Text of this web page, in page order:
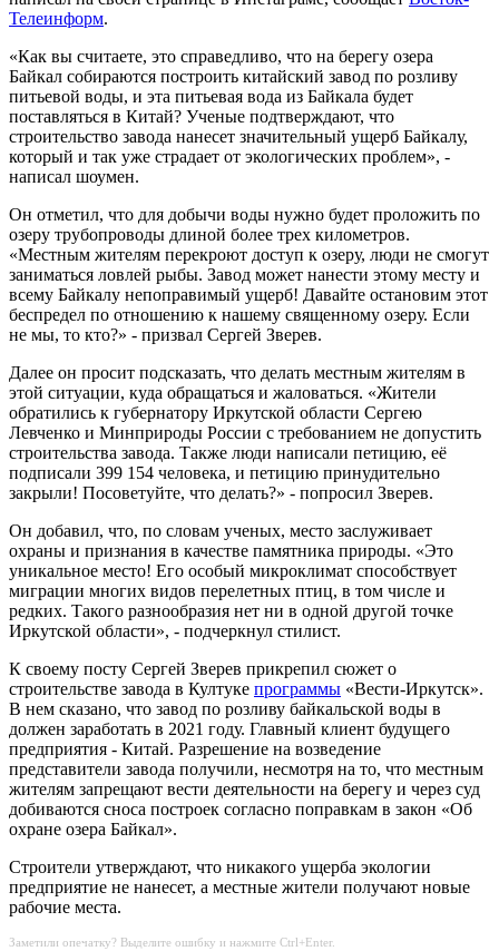
Телеинформ.
«Как вы считаете, это справедливо, что на берегу озера
Байкал собираются построить китайский завод по розливу
питьевой воды, и эта питьевая вода из Байкала будет
поставляться в Китай? Ученые подтверждают, что
строительство завода нанесет значительный ущерб Байкалу,
который и так уже страдает от экологических проблем», -
написал шоумен.
Он отметил, что для добычи воды нужно будет проложить по
озеру трубопроводы длиной более трех километров.
«Местным жителям перекроют доступ к озеру, люди не смогут
заниматься ловлей рыбы. Завод может нанести этому месту и
всему Байкалу непоправимый ущерб! Давайте остановим этот
беспредел по отношению к нашему священному озеру. Если
не мы, то кто?» - призвал Сергей Зверев.
Далее он просит подсказать, что делать местным жителям в
этой ситуации, куда обращаться и жаловаться. «Жители
обратились к губернатору Иркутской области Сергею
Левченко и Минприроды России с требованием не допустить
строительства завода. Также люди написали петицию, её
подписали 399 154 человека, и петицию принудительно
закрыли! Посоветуйте, что делать?» - попросил Зверев.
Он добавил, что, по словам ученых, место заслуживает
охраны и признания в качестве памятника природы. «Это
уникальное место! Его особый микроклимат способствует
миграции многих видов перелетных птиц, в том числе и
редких. Такого разнообразия нет ни в одной другой точке
Иркутской области», - подчеркнул стилист.
К своему посту Сергей Зверев прикрепил сюжет о
строительстве завода в Култуке программы «Вести-Иркутск».
В нем сказано, что завод по розливу байкальской воды в
должен заработать в 2021 году. Главный клиент будущего
предприятия - Китай. Разрешение на возведение
представители завода получили, несмотря на то, что местным
жителям запрещают вести деятельности на берегу и через суд
добиваются сноса построек согласно поправкам в закон «Об
охране озера Байкал».
Строители утверждают, что никакого ущерба экологии
предприятие не нанесет, а местные жители получают новые
рабочие места.
Заметили опечатку? Выделите ошибку и нажмите Ctrl+Enter.